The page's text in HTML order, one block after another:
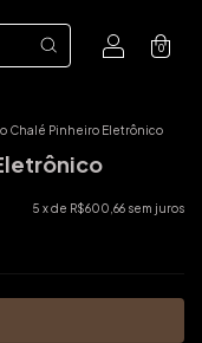
0
Chalé Pinheiro Eletrônico
5 x de R$600,66 sem juros